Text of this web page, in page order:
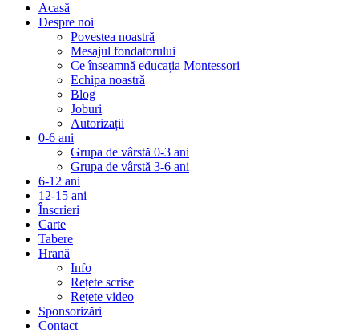
Acasă
Despre noi
Povestea noastră
Mesajul fondatorului
Ce înseamnă educația Montessori
Echipa noastră
Blog
Joburi
Autorizații
0-6 ani
Grupa de vârstă 0-3 ani
Grupa de vârstă 3-6 ani
6-12 ani
12-15 ani
Înscrieri
Carte
Tabere
Hrană
Info
Rețete scrise
Rețete video
Sponsorizări
Contact